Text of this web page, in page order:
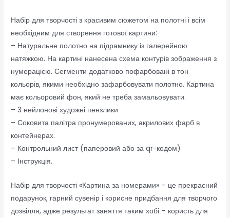
Набір для творчості з красивим сюжетом на полотні і всім
необхідним для створення готової картини:
– Натуральне полотно на підрамнику із галерейною
натяжкою. На картині нанесена схема контурів зображення з
нумерацією. Сегменти додатково пофарбовані в тон
кольорів, якими необхідно зафарбовувати полотно. Картина
має кольоровий фон, який не треба замальовувати.
– 3 нейлонові художні пензлики
– Соковита палітра пронумерованих, акрилових фарб в
контейнерах.
– Контрольний лист (паперовий або за qr-кодом)
– Інструкція.
Набір для творчості «Картина за номерами» – це прекрасний
подарунок, гарний сувенір і корисне придбання для творчого
дозвілля, адже результат заняття таким хобі – користь для